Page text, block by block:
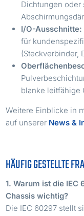
Dichtungen oder
I/O-Ausschnitte:
für
(Steckverbinder,
blanke leitfähige
Weitere Einblicke in
auf unserer News &
HÄUFIG GESTELLTE
1. Warum ist die
Chassis wichtig?
Die IEC 60297 stellt